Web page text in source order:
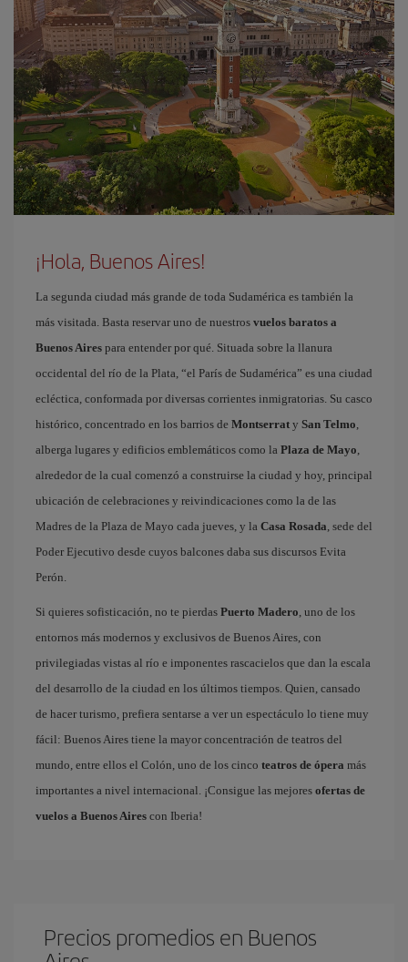
¡Hola, Buenos Aires!
La segunda ciudad más grande de toda Sudamérica es también la
más visitada. Basta reservar uno de nuestros vuelos baratos a
Buenos Aires para entender por qué. Situada sobre la llanura
occidental del río de la Plata, “el París de Sudamérica” es una ciudad
ecléctica, conformada por diversas corrientes inmigratorias. Su casco
histórico, concentrado en los barrios de Montserrat y San Telmo,
alberga lugares y edificios emblemáticos como la Plaza de Mayo,
alrededor de la cual comenzó a construirse la ciudad y hoy, principal
ubicación de celebraciones y reivindicaciones como la de las
Madres de la Plaza de Mayo cada jueves, y la Casa Rosada, sede del
Poder Ejecutivo desde cuyos balcones daba sus discursos Evita
Perón.
Si quieres sofisticación, no te pierdas Puerto Madero, uno de los
entornos más modernos y exclusivos de Buenos Aires, con
privilegiadas vistas al río e imponentes rascacielos que dan la escala
del desarrollo de la ciudad en los últimos tiempos. Quien, cansado
de hacer turismo, prefiera sentarse a ver un espectáculo lo tiene muy
fácil: Buenos Aires tiene la mayor concentración de teatros del
mundo, entre ellos el Colón, uno de los cinco teatros de ópera más
importantes a nivel internacional. ¡Consigue las mejores ofertas de
vuelos a Buenos Aires con Iberia!
Precios promedios en Buenos